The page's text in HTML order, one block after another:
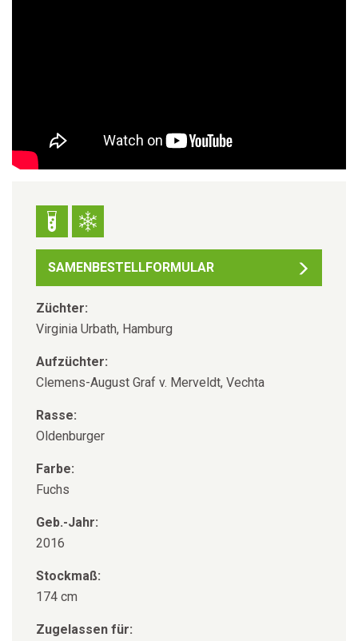
SAMENBESTELLFORMULAR
Züchter:
Virginia Urbath, Hamburg
Aufzüchter:
Clemens-August Graf v. Merveldt, Vechta
Rasse:
Oldenburger
Farbe:
Fuchs
Geb.-Jahr:
2016
Stockmaß:
174 cm
Zugelassen für: